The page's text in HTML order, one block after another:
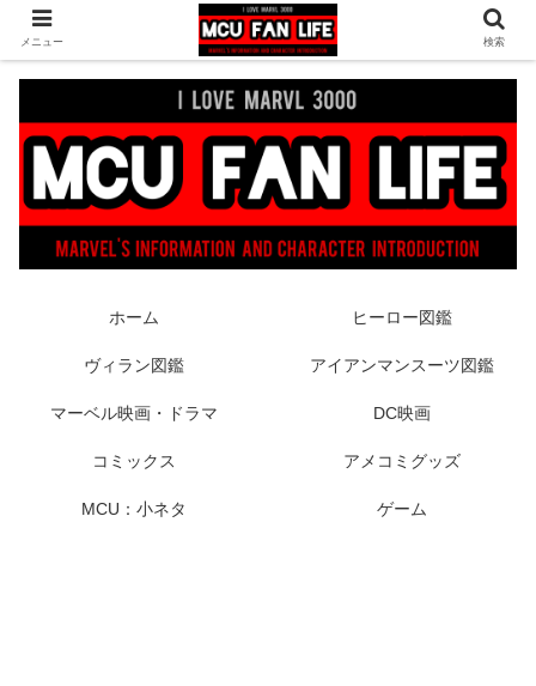
ヒーロー映画やコミック、フィギュアなどマーベル最新情報をお届け！時々
DCもあり！
ホーム ヒーロー図鑑
ヴィラン図鑑 アイアンマンスーツ図鑑
マーベル映画・ドラマ DC映画
コミックス アメコミグッズ
MCU：小ネタ ゲーム
メニュー 検索